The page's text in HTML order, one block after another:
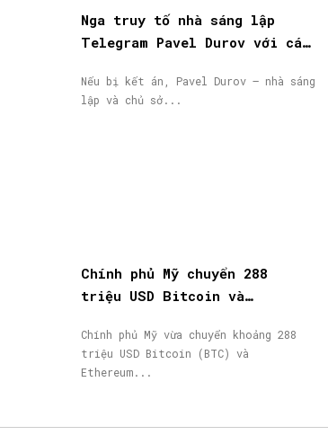
Nga truy tố nhà sáng lập
Telegram Pavel Durov với cáo
lệnh truy nã quốc tế
Nếu bị kết án, Pavel Durov – nhà sáng
lập và chủ sở...
Chính phủ Mỹ chuyển 288
triệu USD Bitcoin và
Coinbase Prime
Chính phủ Mỹ vừa chuyển khoảng 288
triệu USD Bitcoin (BTC) và
Ethereum...